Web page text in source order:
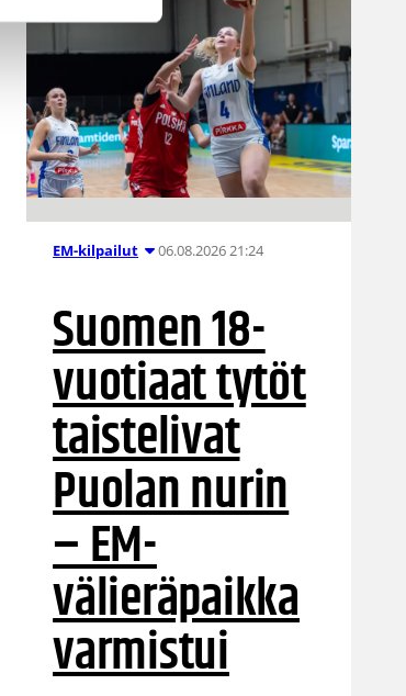
EM-kilpailut 06.08.2026 21:24
Suomen 18-
vuotiaat tytöt
taistelivat
Puolan nurin
– EM-
välieräpaikka
varmistui